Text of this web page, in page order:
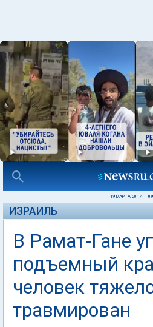
19 МАРТА 2017
ИЗРАИЛЬ
В Рамат-Гане
подъемный
человек
травмирован